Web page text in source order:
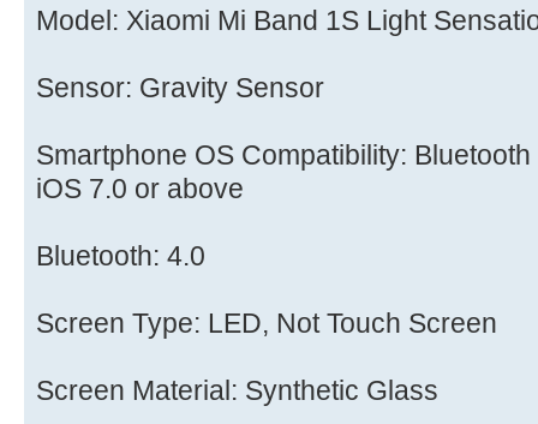
Model: Xiaomi Mi Band 1S Light
Sensor: Gravity Sensor
Smartphone OS Compatibility:
iOS 7.0 or above
Bluetooth: 4.0
Screen Type: LED, Not Touch Screen
Screen Material: Synthetic Glass